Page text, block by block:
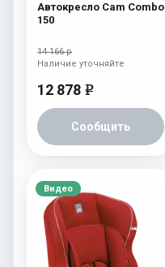
Автокресло Cam Combo
150
14 166 р
12 878 e
Сообщить
Наличие уточняйте
Видео